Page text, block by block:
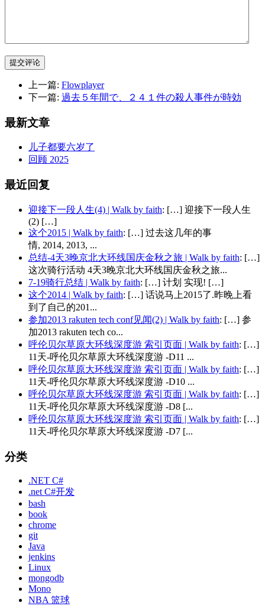
提交评论
上一篇: Flowplayer
下一篇: 過去５年間で、２４１件の殺人事件が時効
最新文章
儿子都要六岁了
回顾 2025
最近回复
迎接下一段人生(4) | Walk by faith: […] 迎接下一段人生
(2) […]
这个2015 | Walk by faith: […] 过去这几年的事
情, 2014, 2013, ...
总结-4天3晚京北大环线国庆金秋之旅 | Walk by faith: […]
这次骑行活动 4天3晚京北大环线国庆金秋之旅...
7-19骑行总结 | Walk by faith: […] 计划 实现! […]
这个2014 | Walk by faith: […] 话说马上2015了.昨晚上看
到了自己的201...
参加2013 rakuten tech conf见闻(2) | Walk by faith: […] 参
加2013 rakuten tech co...
呼伦贝尔草原大环线深度游 索引页面 | Walk by faith: […]
11天-呼伦贝尔草原大环线深度游 -D11 ...
呼伦贝尔草原大环线深度游 索引页面 | Walk by faith: […]
11天-呼伦贝尔草原大环线深度游 -D10 ...
呼伦贝尔草原大环线深度游 索引页面 | Walk by faith: […]
11天-呼伦贝尔草原大环线深度游 -D8 [...
呼伦贝尔草原大环线深度游 索引页面 | Walk by faith: […]
11天-呼伦贝尔草原大环线深度游 -D7 [...
分类
.NET C#
.net C#开发
bash
book
chrome
git
Java
jenkins
Linux
mongodb
Mono
NBA 篮球